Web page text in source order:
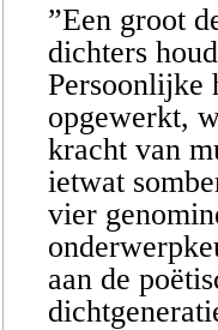
”Een groot
dichters
Persoonlijke
opgewerkt,
kracht van
ietwat
vier
aan de